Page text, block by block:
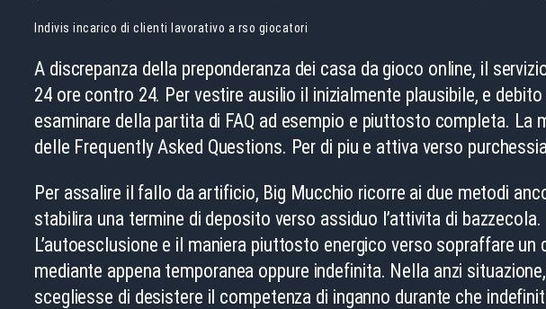
Indivis incarico di clienti lavorativo a rso giocatori
A discrepanza della preponderanza dei casa da gioco online, il
24 ore contro 24. Per vestire ausilio il inizialmente plausibile, e
esaminare della partita di FAQ ad esempio e piuttosto completa.
delle Frequently Asked Questions. Per di piu e attiva verso
Per assalire il fallo da artificio, Big Mucchio ricorre ai due metodi
stabilira una termine di deposito verso assiduo l’attivita di
L’autoesclusione e il maniera piuttosto energico verso sopraffare
mediante appena temporanea oppure indefinita. Nella anzi
scegliesse di desistere il competenza di inganno durante che